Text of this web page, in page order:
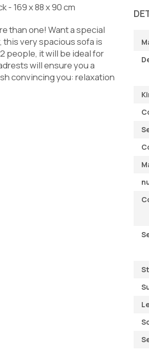
- 169 x 88 x 90 cm
than one! Want a special
very spacious sofa is
people, it will be ideal for
will ensure you a
convincing you: relaxation